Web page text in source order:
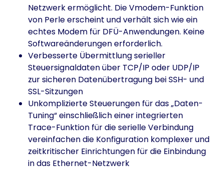
Netzwerk ermöglicht. Die Vmodem-Funktion
von Perle erscheint und verhält sich wie ein
echtes Modem für DFÜ-Anwendungen. Keine
Softwareänderungen erforderlich.
Verbesserte Übermittlung serieller
Steuersignaldaten über TCP/IP oder UDP/IP
zur sicheren Datenübertragung bei SSH- und
SSL-Sitzungen
Unkomplizierte Steuerungen für das „Daten-
Tuning“ einschließlich einer integrierten
Trace-Funktion für die serielle Verbindung
vereinfachen die Konfiguration komplexer und
zeitkritischer Einrichtungen für die Einbindung
in das Ethernet-Netzwerk